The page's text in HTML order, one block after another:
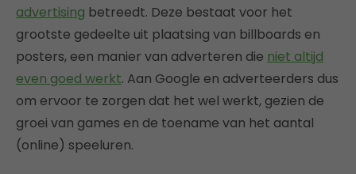
advertising betreedt. Deze bestaat voor het
grootste gedeelte uit plaatsing van billboards en
posters, een manier van adverteren die niet altijd
even goed werkt. Aan Google en adverteerders dus
om ervoor te zorgen dat het wel werkt, gezien de
groei van games en de toename van het aantal
(online) speeluren.